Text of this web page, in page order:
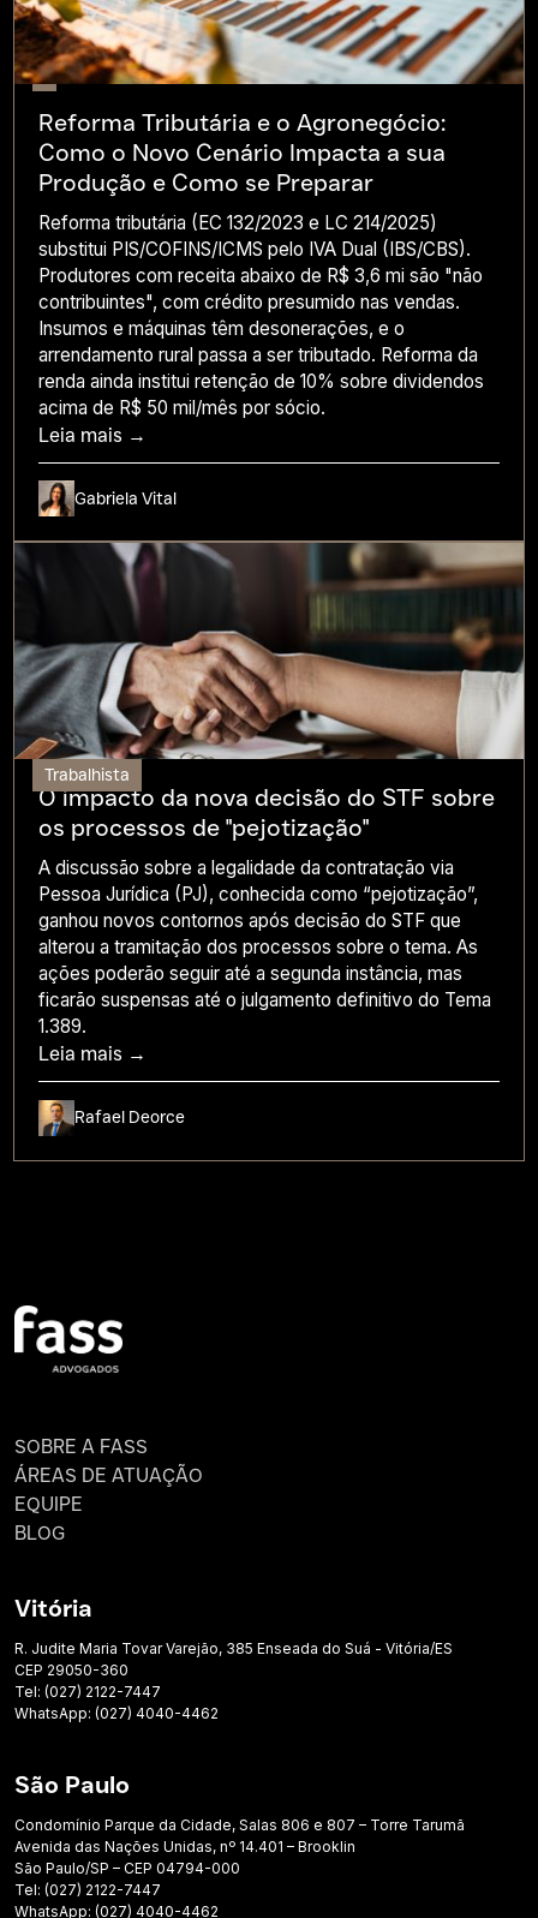
Reforma Tributária e o Agronegócio:
Como o Novo Cenário Impacta a sua
Produção e Como se Preparar
Reforma tributária (EC 132/2023 e LC 214/2025)
substitui PIS/COFINS/ICMS pelo IVA Dual (IBS/CBS).
Produtores com receita abaixo de R$ 3,6 mi são "não
contribuintes", com crédito presumido nas vendas.
Insumos e máquinas têm desonerações, e o
arrendamento rural passa a ser tributado. Reforma da
renda ainda institui retenção de 10% sobre dividendos
acima de R$ 50 mil/mês por sócio.
Leia mais →
Gabriela Vital
Trabalhista
O impacto da nova decisão do STF sobre
os processos de "pejotização"
A discussão sobre a legalidade da contratação via
Pessoa Jurídica (PJ), conhecida como “pejotização”,
ganhou novos contornos após decisão do STF que
alterou a tramitação dos processos sobre o tema. As
ações poderão seguir até a segunda instância, mas
ficarão suspensas até o julgamento definitivo do Tema
1.389.
Leia mais →
Rafael Deorce
SOBRE A FASS
ÁREAS DE ATUAÇÃO
EQUIPE
BLOG
Vitória
R. Judite Maria Tovar Varejão, 385 Enseada do Suá - Vitória/ES
CEP 29050-360
Tel: (027) 2122-7447
WhatsApp: (027) 4040-4462
São Paulo
Condomínio Parque da Cidade, Salas 806 e 807 – Torre Tarumã
Avenida das Nações Unidas, nº 14.401 – Brooklin
São Paulo/SP – CEP 04794-000
Tel: (027) 2122-7447
WhatsApp: (027) 4040-4462